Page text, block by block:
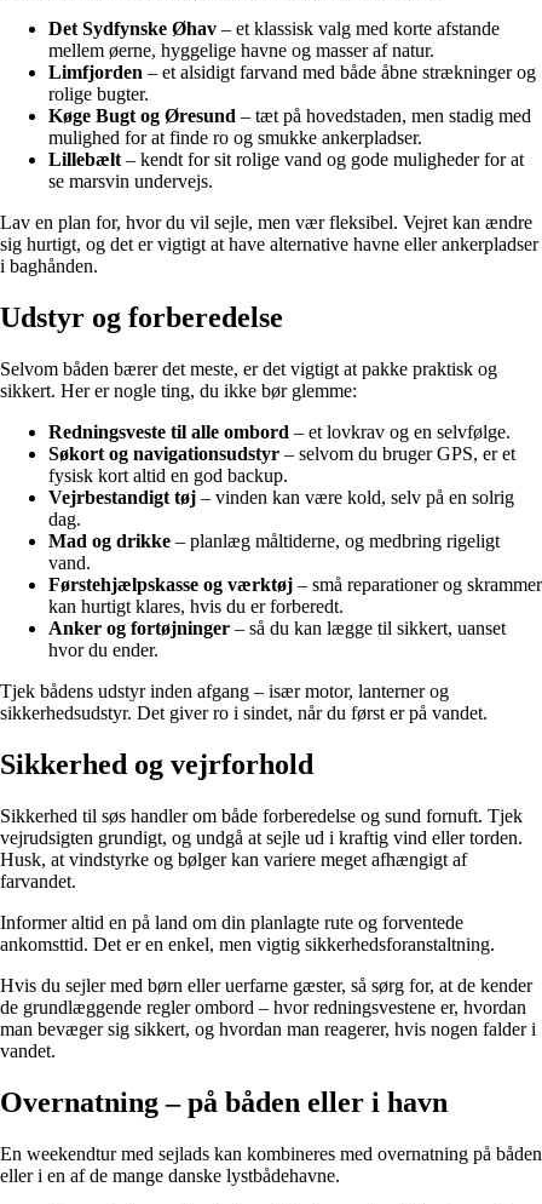
Det Sydfynske Øhav – et klassisk valg med korte afstande
mellem øerne, hyggelige havne og masser af natur.
Limfjorden – et alsidigt farvand med både åbne strækninger og
rolige bugter.
Køge Bugt og Øresund – tæt på hovedstaden, men stadig med
mulighed for at finde ro og smukke ankerpladser.
Lillebælt– kendt for sit rolige vand og gode muligheder for at
se marsvin undervejs.
Lav en plan for, hvor du vil sejle, men vær fleksibel. Vejret kan ændre
sig hurtigt, og det er vigtigt at have alternative havne eller ankerpladser
i baghånden.
Udstyr og forberedelse
Selvom båden bærer det meste, er det vigtigt at pakke praktisk og
sikkert. Her er nogle ting, du ikke bør glemme:
Redningsveste til alle ombord – et lovkrav og en selvfølge.
Søkort og navigationsudstyr – selvom du bruger GPS, er et
fysisk kort altid en god backup.
Vejrbestandigt tøj – vinden kan være kold, selv på en solrig
dag.
Mad og drikke – planlæg måltiderne, og medbring rigeligt
vand.
Førstehjælpskasse og værktøj – små reparationer og skrammer
kan hurtigt klares, hvis du er forberedt.
Anker og fortøjninger – så du kan lægge til sikkert, uanset
hvor du ender.
Tjek bådens udstyr inden afgang – især motor, lanterner og
sikkerhedsudstyr. Det giver ro i sindet, når du først er på vandet.
Sikkerhed og vejrforhold
Sikkerhed til søs handler om både forberedelse og sund fornuft. Tjek
vejrudsigten grundigt, og undgå at sejle ud i kraftig vind eller torden.
Husk, at vindstyrke og bølger kan variere meget afhængigt af
farvandet.
Informer altid en på land om din planlagte rute og forventede
ankomsttid. Det er en enkel, men vigtig sikkerhedsforanstaltning.
Hvis du sejler med børn eller uerfarne gæster, så sørg for, at de kender
de grundlæggende regler ombord – hvor redningsvestene er, hvordan
man bevæger sig sikkert, og hvordan man reagerer, hvis nogen falder i
vandet.
Overnatning – på båden eller i havn
En weekendtur med sejlads kan kombineres med overnatning på båden
eller i en af de mange danske lystbådehavne.